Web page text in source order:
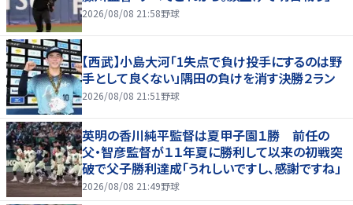
2026/08/08 21:58野球
【西武】小島大河「1失点で負け投手にするのは野
手として良くない」隅田の負けを消す決勝２ラン
2026/08/08 21:51 野球
英明の香川純平監督は夏甲子園１勝 前任の
父・智彦監督が１１年夏に勝利して以来の初戦突
破で父子勝利達成「うれしいですし、感謝ですね」
2026/08/08 21:49野球